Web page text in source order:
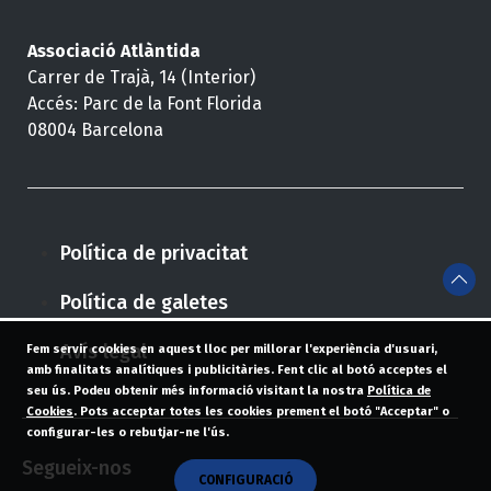
Associació Atlàntida
Carrer de Trajà, 14 (Interior)
Accés: Parc de la Font Florida
08004 Barcelona
Política de privacitat
Política de galetes
Avís legal
Segueix-nos
Fem servir cookies en aquest lloc per millorar l'experiència d'usuari,
amb finalitats analítiques i publicitàries. Fent clic al botó acceptes el
seu ús. Podeu obtenir més informació visitant la nostra Política de
Cookies. Pots acceptar totes les cookies prement el botó "Acceptar" o
configurar-les o rebutjar-ne l'ús.
CONFIGURACIÓ